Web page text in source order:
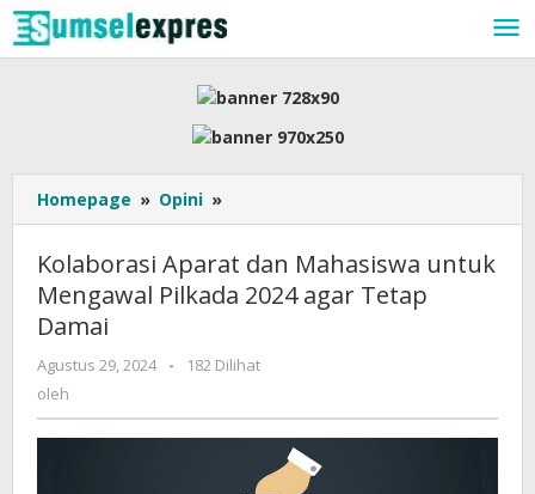
Lewati
ke
konten
Homepage » Opini »
Aparat
Mahasiswa
untuk
2024
Tetap
Kolaborasi Aparat dan Mahasiswa untuk
Mengawal Pilkada 2024 agar Tetap
Damai
Agustus 29, 2024 oleh
-
182 Dilihat
oleh